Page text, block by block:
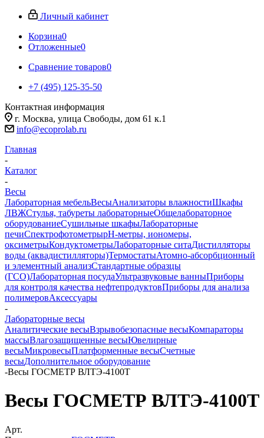
Личный кабинет
Корзина0
Отложенные0
Сравнение товаров0
+7 (495) 125-35-50
Контактная информация
г. Москва, улица Свободы, дом 61 к.1
info@ecoprolab.ru
Главная
-
Каталог
-
Весы
Лабораторная мебельВесыАнализаторы влажностиШкафы
ЛВЖСтулья, табуреты лабораторныеОбщелабораторное
оборудованиеСушильные шкафыЛабораторные
печиСпектрофотометрыpH-метры, иономеры,
оксиметрыКондуктометрыЛабораторные ситаДистилляторы
воды (аквадистилляторы)ТермостатыАтомно-абсорбционный
и элементный анализСтандартные образцы
(ГСО)Лабораторная посудаУльтразвуковые ванныПриборы
для контроля качества нефтепродуктовПриборы для анализа
полимеровАксессуары
-
Лабораторные весы
Аналитические весыВзрывобезопасные весыКомпараторы
массыВлагозащищенные весыЮвелирные
весыМикровесыПлатформенные весыСчетные
весыДополнительное оборудование
-Весы ГОСМЕТР ВЛТЭ-4100T
Весы ГОСМЕТР ВЛТЭ-4100T
Арт.